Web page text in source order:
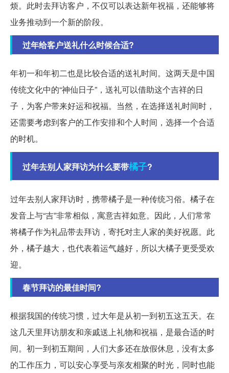
烦。此时去拜访客户，不仅可以表达新年祝福，还能够将
业务推动到一个新的阶段。
过年给客户送礼什么时候合适?
年初一和年初二也是比较合适的送礼时间。这两天是中国
传统文化中的“神仙日子”，送礼可以借助这个吉祥的日
子，为客户带来好运和祝福。当然，在选择送礼时间时，
还需要考虑到客户的工作安排和个人时间，选择一个合适
的时机。
过年去别人家拜访为什么要带橘子?
过年去别人家拜访时，携带橘子是一种传统习俗。橘子在
发音上与“吉”非常相似，寓意吉祥如意。因此，人们常常
将橘子作为礼品带去拜访，寄托对主人家的美好祝愿。此
外，橘子越大，也代表着运气越好，所以大橘子更受受欢
迎。
春节拜访的最佳时间?
根据我国的传统习惯，过大年是从初一到初五这五天。在
这几天里拜访朋友和亲戚送上礼物和祝福，是最合适的时
间。初一到初五期间，人们大多还在放假休息，没有太多
的工作压力，可以安心享受与亲友相聚的时光，同时也能